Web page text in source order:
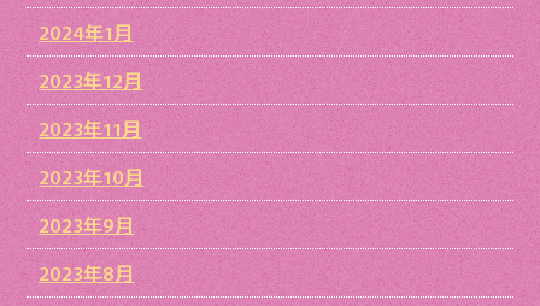
2024年1月
2023年12月
2023年11月
2023年10月
2023年9月
2023年8月